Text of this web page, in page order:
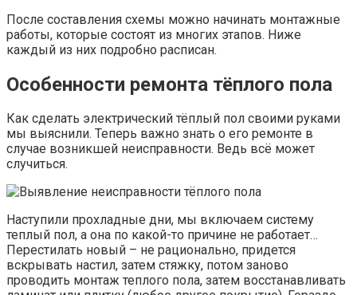
После составления схемы можно начинать монтажные
работы, которые состоят из многих этапов. Ниже
каждый из них подробно расписан.
Особенности ремонта тёплого пола
Как сделать электрический тёплый пол своими руками
мы выяснили. Теперь важно знать о его ремонте в
случае возникшей неисправности. Ведь всё может
случиться.
Наступили прохладные дни, мы включаем систему
теплый пол, а она по какой-то причине не работает…
Перестилать новый – не рационально, придется
вскрывать настил, затем стяжку, потом заново
проводить монтаж теплого пола, затем восстанавливать